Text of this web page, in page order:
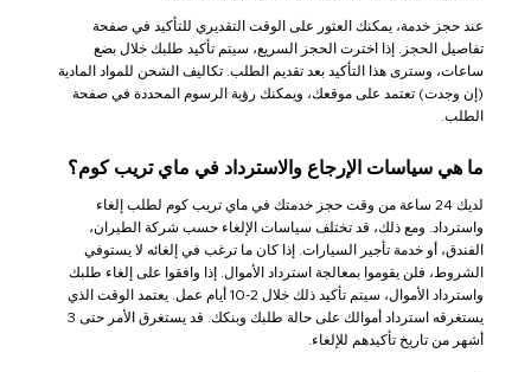
عند حجز خدمة، يمكنك العثور على الوقت التقديري للتأكيد في صفحة
تفاصيل الحجز. إذا اخترت الحجز السريع، سيتم تأكيد طلبك خلال بضع
ساعات، وسترى هذا التأكيد بعد تقديم الطلب. تكاليف الشحن للمواد المادية
(إن وجدت) تعتمد على موقعك، ويمكنك رؤية الرسوم المحددة في صفحة
الطلب.
ما هي سياسات الإرجاع والاسترداد في ماي تريب كوم؟
لديك 24 ساعة من وقت حجز خدمتك في ماي تريب كوم لطلب إلغاء
واسترداد. ومع ذلك، قد تختلف سياسات الإلغاء حسب شركة الطيران،
الفندق، أو خدمة تأجير السيارات. إذا كان ما ترغب في إلغائه لا يستوفي
الشروط، فلن يقوموا بمعالجة استرداد الأموال. إذا وافقوا على إلغاء طلبك
واسترداد الأموال، سيتم تأكيد ذلك خلال 2-10 أيام عمل. يعتمد الوقت الذي
يستغرقه استرداد أموالك على حالة طلبك وبنكك. قد يستغرق الأمر حتى 3
أشهر من تاريخ تأكيدهم للإلغاء.